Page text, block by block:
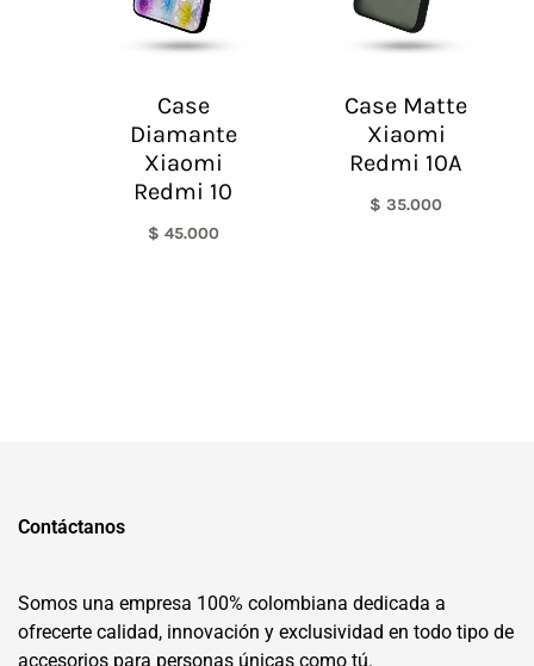
Case
Diamante
Xiaomi
Redmi 10
$ 45.000
Case Matte
Xiaomi
Redmi 10A
$ 35.000
Contáctanos
Somos una empresa 100% colombiana dedicada a
ofrecerte calidad, innovación y exclusividad en todo tipo de
accesorios para personas únicas como tú.